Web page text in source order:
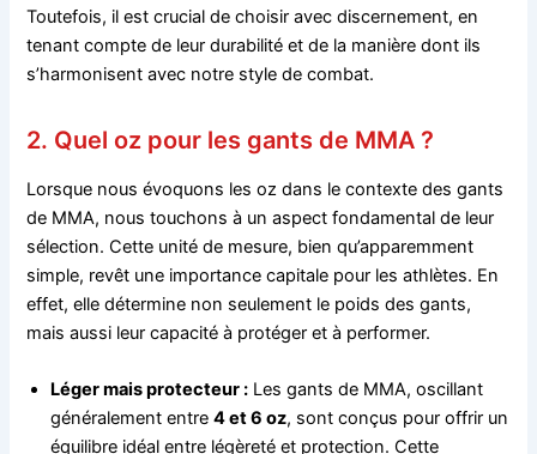
Toutefois, il est crucial de choisir avec discernement, en
tenant compte de leur durabilité et de la manière dont ils
s’harmonisent avec notre style de combat.
2. Quel oz pour les gants de MMA ?
Lorsque nous évoquons les oz dans le contexte des gants
de MMA, nous touchons à un aspect fondamental de leur
sélection. Cette unité de mesure, bien qu’apparemment
simple, revêt une importance capitale pour les athlètes. En
effet, elle détermine non seulement le poids des gants,
mais aussi leur capacité à protéger et à performer.
Léger mais protecteur : Les gants de MMA, oscillant
généralement entre4 et 6 oz, sont conçus pour offrir un
équilibre idéal entre légèreté et protection. Cette